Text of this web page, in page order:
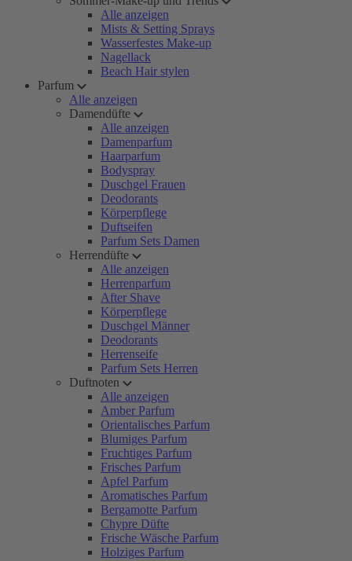
Alle anzeigen
Mists & Setting Sprays
Wasserfestes Make-up
Nagellack
Beach Hair stylen
Parfum
Alle anzeigen
Damendüfte
Alle anzeigen
Damenparfum
Haarparfum
Bodyspray
Duschgel Frauen
Deodorants
Körperpflege
Duftseifen
Parfum Sets Damen
Herrendüfte
Alle anzeigen
Herrenparfum
After Shave
Körperpflege
Duschgel Männer
Deodorants
Herrenseife
Parfum Sets Herren
Duftnoten
Alle anzeigen
Amber Parfum
Orientalisches Parfum
Blumiges Parfum
Fruchtiges Parfum
Frisches Parfum
Apfel Parfum
Aromatisches Parfum
Bergamotte Parfum
Chypre Düfte
Frische Wäsche Parfum
Holziges Parfum